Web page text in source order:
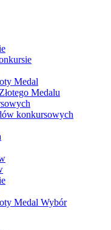
Medal
Medalu
konkursowych
Medal Wybór